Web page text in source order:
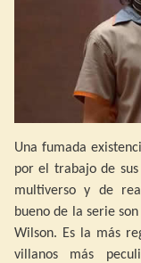
Una fumada
por el trabajo de
multiverso y de
bueno de la serie
Wilson. Es la más
villanos más